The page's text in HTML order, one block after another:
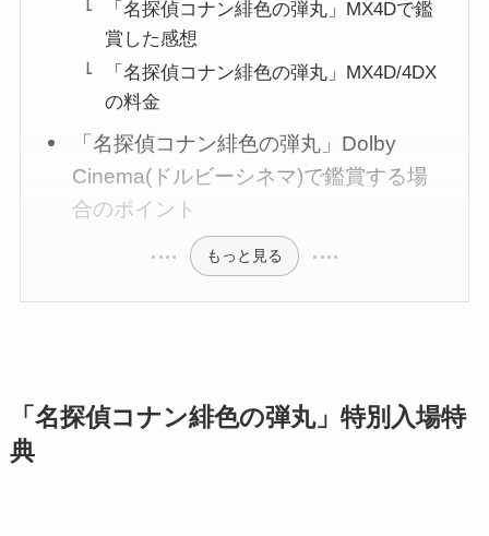
「名探偵コナン緋色の弾丸」MX4Dで鑑
賞した感想
「名探偵コナン緋色の弾丸」MX4D/4DX
の料金
「名探偵コナン緋色の弾丸」Dolby
Cinema(ドルビーシネマ)で鑑賞する場
合のポイント
もっと見る
「名探偵コナン緋色の弾丸」特別入場特
典